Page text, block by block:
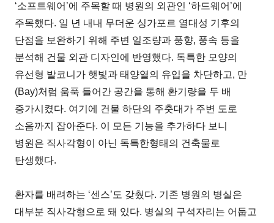
‘소프트웨어’에 주목할 때 병원의 외관인 ‘하드웨어’에
주목했다. 일 년 내내 무더운 싱가포르 열대성 기후의
단점을 보완하기 위해 주변 일조량과 풍향, 풍속 등을
분석해 건물 외관 디자인에 반영했다. 독특한 모양의
유선형 발코니가 햇빛과 태양열의 유입을 차단하고, 만
(Bay)처럼 움푹 들어간 공간을 통해 환기량을 두 배
증가시켰다. 여기에 건물 하단의 주춧대가 주변 도로
소음까지 잡아준다. 이 모든 기능을 추가하다 보니
병원은 직사각형이 아닌 독특한형태의 건축물로
탄생했다.
환자를 배려하는 ‘센스’도 갖췄다. 기존 병원의 병실은
대부분 직사각형으로 돼 있다. 병실의 구석자리는 어둡고